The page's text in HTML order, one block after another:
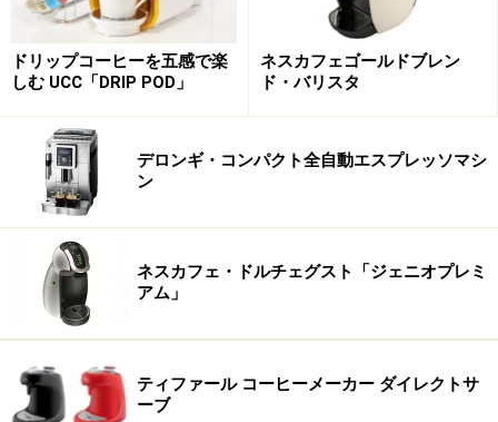
プセルタイプの方が変わらないおいしさが楽しめると言
えるでしょう。
ドリップコーヒーを五感で楽
しむ UCC「DRIP POD」
ネスカフェゴールドブレン
ド・バリスタ
デロンギ・コンパクト全自動エスプレッソマシ
ン
ネスカフェ・ドルチェグスト「ジェニオプレミ
アム」
ティファール コーヒーメーカー ダイレクトサ
ーブ